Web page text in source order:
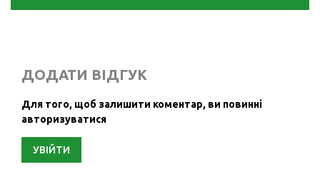
ДОДАТИ ВІДГУК
Для того, щоб залишити коментар, ви повинні
авторизуватися
УВІЙТИ